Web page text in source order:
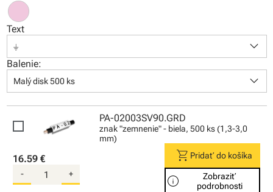
Text
⏚ keyboard_arrow_down
Balenie:
Malý disk 500 ks keyboard_arrow_down
PA-02003SV90.GRD
znak "zemnenie" - biela, 500 ks (1,3-3,0
mm)
16.59 €
- +
shopping_cart Pridať do košíka
info
Zobraziť
podrobnosti